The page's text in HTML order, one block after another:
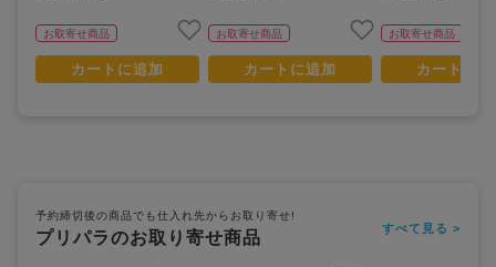
お取寄せ商品
カートに追加
お取寄せ商品
カートに追加
お取寄せ商品
カートに
予約締切後の商品でも仕入れ先からお取り寄せ!
プリパラのお取り寄せ商品 すべて見る >